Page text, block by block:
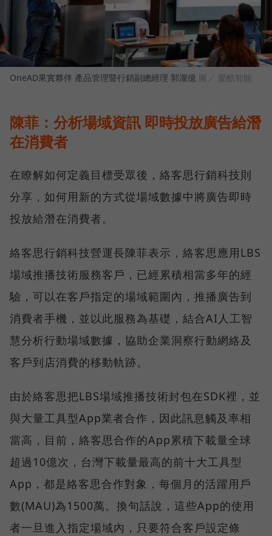
OneAD果實夥伴 產品管理暨行銷副總經理 郭瀧億 圖／ 愛酷智能
陳菲：分析場域資訊 即時投放廣告給潛
在消費者
在瞭解如何定義目標受眾後，絡客思行銷科技則
分享，如何用新的方式從場域數據中將廣告即時
投放給潛在消費者。
絡客思行銷科技營運長陳菲表示，絡客思應用LBS
場域推播技術服務客戶，已經累積相當多年的經
驗，可以在客戶指定的場域範圍內，推播廣告到
消費者手機，並以此服務為基礎，結合AI人工智
慧分析行動場域數據，協助企業洞察行動網絡及
客戶到店消費的移動軌跡。
由於絡客思把LBS場域推播技術封包在SDK裡，並
與大量工具型App業者合作，因此訊息觸及率相
當高，目前，絡客思合作的App累積下載量全球
超過10億次，台灣下載量最高的前十大工具型
App，都是絡客思合作對象，每個月的活躍用戶
數(MAU)為1500萬。換句話說，這些App的使用
者一旦進入指定場域內，只要符合客戶設定條